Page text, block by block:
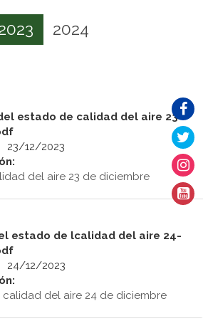
2024
estado de calidad del aire 23-
23/12/2023
del aire 23 de diciembre
estado de lcalidad del aire 24-
24/12/2023
calidad del aire 24 de diciembre